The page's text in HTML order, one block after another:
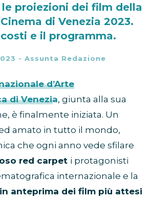
proiezioni dei film della
di Venezia 2023.
e il programma.
- Assunta Redazione
d’Arte
di Venezia, giunta alla sua
è finalmente iniziata. Un
amato in tutto il mondo,
che ogni anno vede sfilare
red carpet i protagonisti
internazionale e la
anteprima dei film più attesi